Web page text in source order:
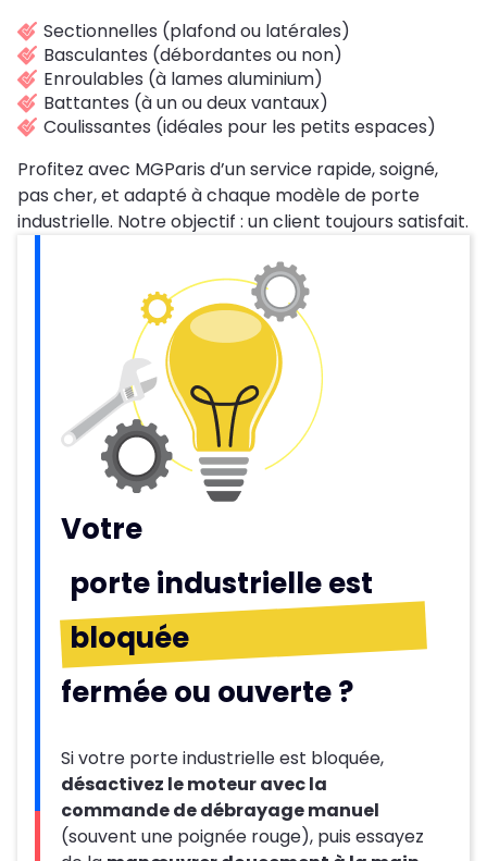
Sectionnelles (plafond ou latérales)
Basculantes (débordantes ou non)
Enroulables (à lames aluminium)
Battantes (à un ou deux vantaux)
Coulissantes (idéales pour les petits espaces)
Profitez avec MGParis d’un service rapide, soigné,
pas cher, et adapté à chaque modèle de porte
industrielle. Notre objectif : un client toujours satisfait.
Votre
porte industrielle est
bloquée
fermée ou ouverte ?
Si votre porte industrielle est bloquée,
désactivez le moteur avec la
commande de débrayage manuel
(souvent une poignée rouge), puis essayez